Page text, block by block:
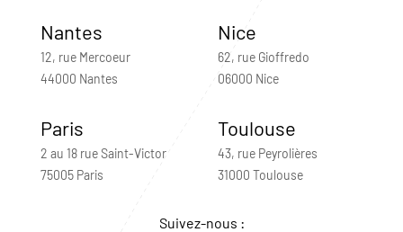
Nantes
12, rue Mercoeur
44000 Nantes
Nice
62, rue Gioffredo
06000 Nice
Paris
2 au 18 rue Saint-Victor
75005 Paris
Toulouse
43, rue Peyrolières
31000 Toulouse
Suivez-nous :